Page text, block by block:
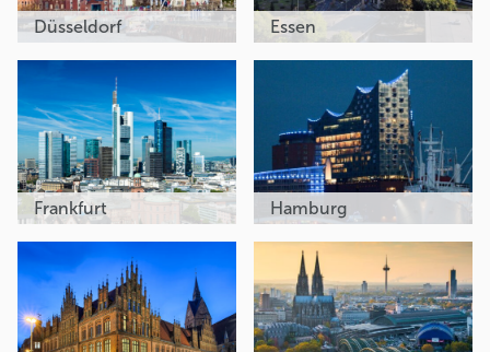
Düsseldorf Essen
Frankfurt Hamburg